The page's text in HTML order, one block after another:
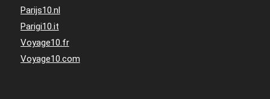
Parijs10.nl
Parigi10.it
Voyage10.fr
Voyage10.com